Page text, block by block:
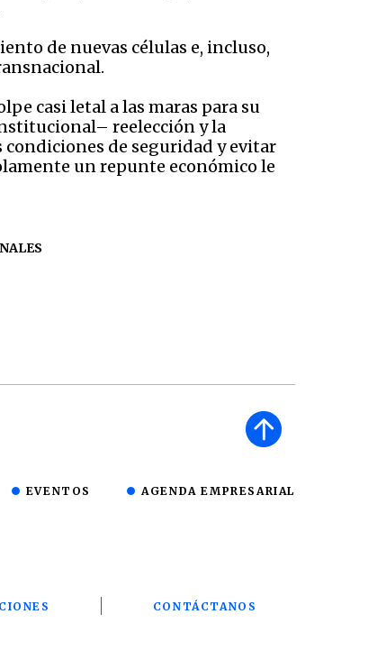
de nuevas células e, incluso,
casi letal a las maras para su
reelección y la
de seguridad y evitar
un repunte económico le
EVENTOS AGENDA EMPRESARIAL
CONTÁCTANOS